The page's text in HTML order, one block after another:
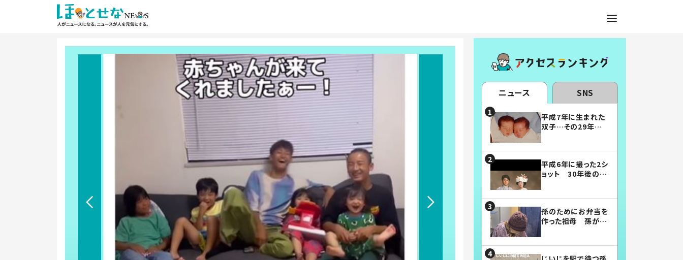
ニュース SNS
平成7年に生まれた
双子…その29年後
平成6年に撮った2シ
ョット 30年後の姿
孫のためにお弁当を
作った祖母 孫が絶